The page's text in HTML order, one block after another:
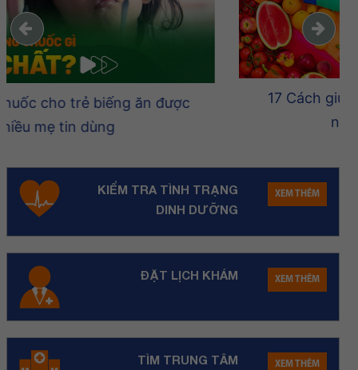
17 Cách giúp bé ăn ngon miệng hơn ăn
nhiều, không cần ép
KIỂM TRA TÌNH TRẠNG
DINH DƯỠNG
XEM THÊM
ĐẶT LỊCH KHÁM XEM THÊM
TÌM TRUNG TÂM XEM THÊM